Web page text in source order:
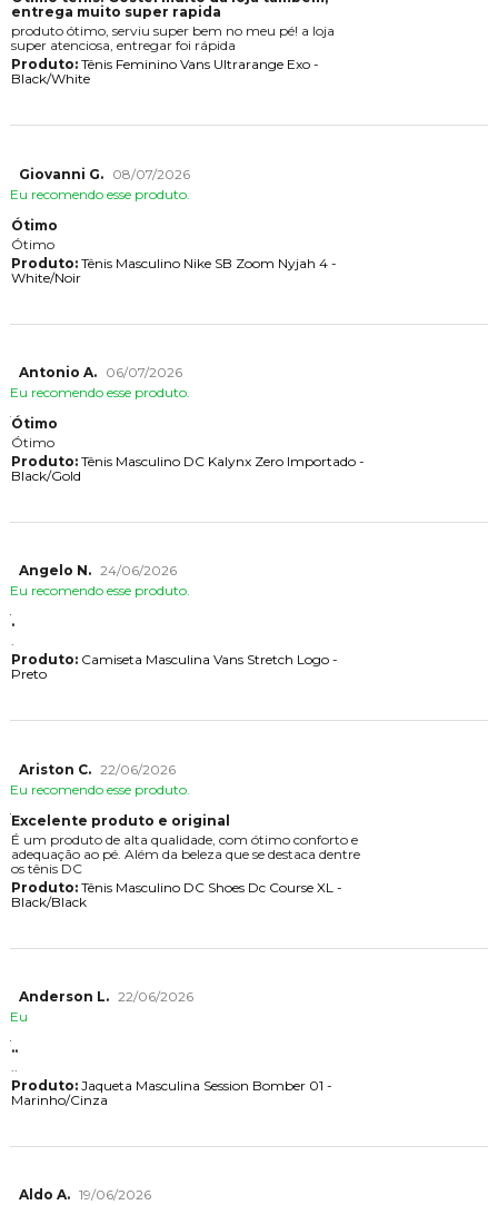
entrega muito super rapida
produto ótimo, serviu super bem no meu pé! a loja
super atenciosa, entregar foi rápida
Produto:Tênis Feminino Vans Ultrarange Exo -
Black/White
Giovanni G.
08/07/2026
Eu recomendo esse produto.
Ótimo
Ótimo
Produto:Tênis Masculino Nike SB Zoom Nyjah 4 -
White/Noir
Antonio A.
06/07/2026
Eu recomendo esse produto.
Ótimo
Ótimo
Produto:Tênis Masculino DC Kalynx Zero Importado -
Black/Gold
Angelo N. 24/06/2026
Eu recomendo esse produto.
.
.
Produto:Camiseta Masculina Vans Stretch Logo -
Preto
Ariston C. 22/06/2026
Eu recomendo esse produto.
Excelente produto e original
É um produto de alta qualidade, com ótimo conforto e
adequação ao pé. Além da beleza que se destaca dentre
os tênis DC
Produto:Tênis Masculino DC Shoes Dc Course XL -
Black/Black
Anderson L. 22/06/2026
Eu
..
Produto:Jaqueta Masculina Session Bomber 01 -
Marinho/Cinza
Aldo A. 19/06/2026